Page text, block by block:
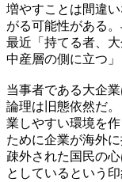
増やすことは間違
がる可能性がある
最近「持てる者、
中産層の側に立つ
当事者である大企
論理は旧態依然だ
業しやすい環境を
ために企業が海外
疎外された国民の
としているという印